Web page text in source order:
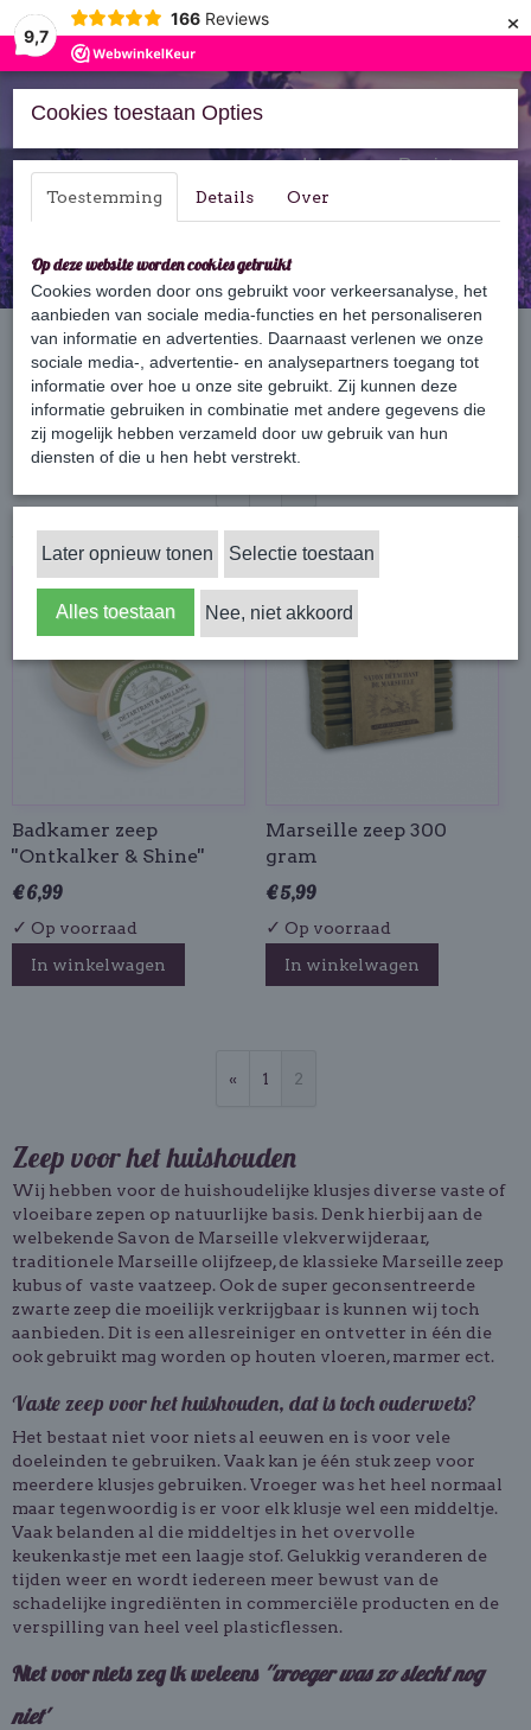
9,7
166 Reviews ×
Inloggen Registreren
Home › Huishouden
Sorteer op:
Badkamer zeep
''Ontkalker & Shine''
€ 6,99
✓ Op voorraad
In winkelwagen
Marseille zeep 300
gram
€ 5,99
✓ Op voorraad
In winkelwagen
« 1 2
Zeep voor het huishouden
Wij hebben voor de huishoudelijke klusjes diverse vaste of
vloeibare zepen op natuurlijke basis. Denk hierbij aan de
welbekende Savon de Marseille vlekverwijderaar,
traditionele Marseille olijfzeep, de klassieke Marseille zeep
kubus of vaste vaatzeep. Ook de super geconsentreerde
zwarte zeep die moeilijk verkrijgbaar is kunnen wij toch
aanbieden. Dit is een allesreiniger en ontvetter in één die
ook gebruikt mag worden op houten vloeren, marmer ect.
Vaste zeep voor het huishouden, dat is toch ouderwets?
Het bestaat niet voor niets al eeuwen en is voor vele
doeleinden te gebruiken. Vaak kan je één stuk zeep voor
meerdere klusjes gebruiken. Vroeger was het heel normaal
maar tegenwoordig is er voor elk klusje wel een middeltje.
Vaak belanden al die middeltjes in het overvolle
keukenkastje met een laagje stof. Gelukkig veranderen de
tijden weer en wordt iedereen meer bewust van de
schadelijke ingrediënten in commerciële producten en de
verspilling van heel veel plasticflessen.
Niet voor niets zeg ik weleens''vroeger was zo slecht nog
niet'
Cookies toestaan Opties
Toestemming Details Over
Op deze website worden cookies gebruikt
Cookies worden door ons gebruikt voor verkeersanalyse, het
aanbieden van sociale media-functies en het personaliseren
van informatie en advertenties. Daarnaast verlenen we onze
sociale media-, advertentie- en analysepartners toegang tot
informatie over hoe u onze site gebruikt. Zij kunnen deze
informatie gebruiken in combinatie met andere gegevens die
zij mogelijk hebben verzameld door uw gebruik van hun
diensten of die u hen hebt verstrekt.
Later opnieuw tonen Selectie toestaan
Alles toestaan Nee, niet akkoord